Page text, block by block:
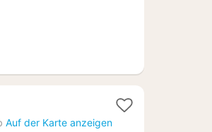
Auf der Karte anzeigen